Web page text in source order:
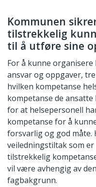
Kommunen
tilstrekkelig
til å utføre sine
For å kunne
ansvar og oppgaver,
hvilken kompetanse
kompetanse de
for at helsepersonell
kompetanse for å
forsvarlig og god
veiledningstiltak som
tilstrekkelig
vil være avhengig av
fagbakgrunn.